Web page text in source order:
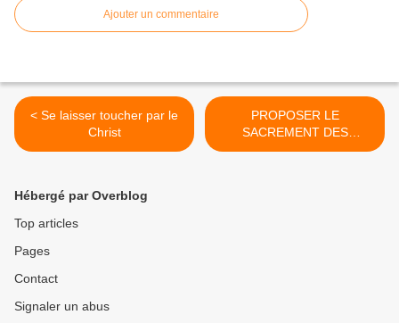
Ajouter un commentaire
< Se laisser toucher par le
Christ
PROPOSER LE
SACREMENT DES
MALADES >
Hébergé par Overblog
Top articles
Pages
Contact
Signaler un abus